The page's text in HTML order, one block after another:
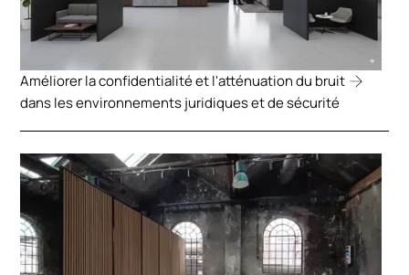
Améliorer la confidentialité et l'atténuation du bruit
dans les environnements juridiques et de sécurité